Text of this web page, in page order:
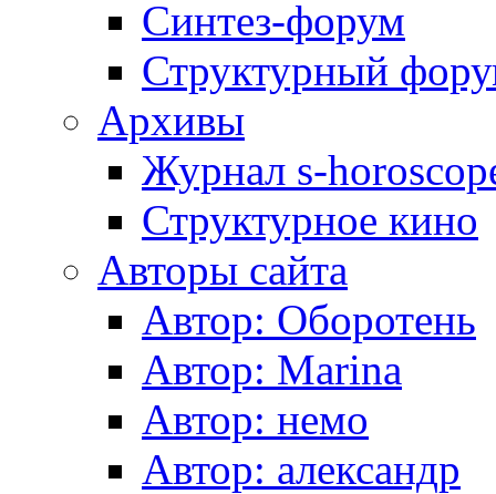
Синтез-форум
Структурный
Архивы
Журнал s-
Структурное кино
Авторы сайта
Автор: Оборотень
Автор: Marina
Автор: немo
Автор: александр